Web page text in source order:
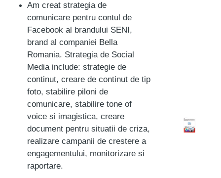
Am creat strategia de
comunicare pentru contul de
Facebook al brandului SENI,
brand al companiei Bella
Romania. Strategia de Social
Media include: strategie de
continut, creare de continut de tip
foto, stabilire piloni de
comunicare, stabilire tone of
voice si imagistica, creare
document pentru situatii de criza,
realizare campanii de crestere a
engagementului, monitorizare si
raportare.